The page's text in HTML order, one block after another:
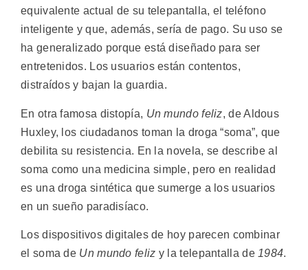
equivalente actual de su telepantalla, el teléfono
inteligente y que, además, sería de pago. Su uso se
ha generalizado porque está diseñado para ser
entretenidos. Los usuarios están contentos,
distraídos y bajan la guardia.
En otra famosa distopía, Un mundo feliz, de Aldous
Huxley, los ciudadanos toman la droga “soma”, que
debilita su resistencia. En la novela, se describe al
soma como una medicina simple, pero en realidad
es una droga sintética que sumerge a los usuarios
en un sueño paradisíaco.
Los dispositivos digitales de hoy parecen combinar
el soma de Un mundo feliz y la telepantalla de 1984.